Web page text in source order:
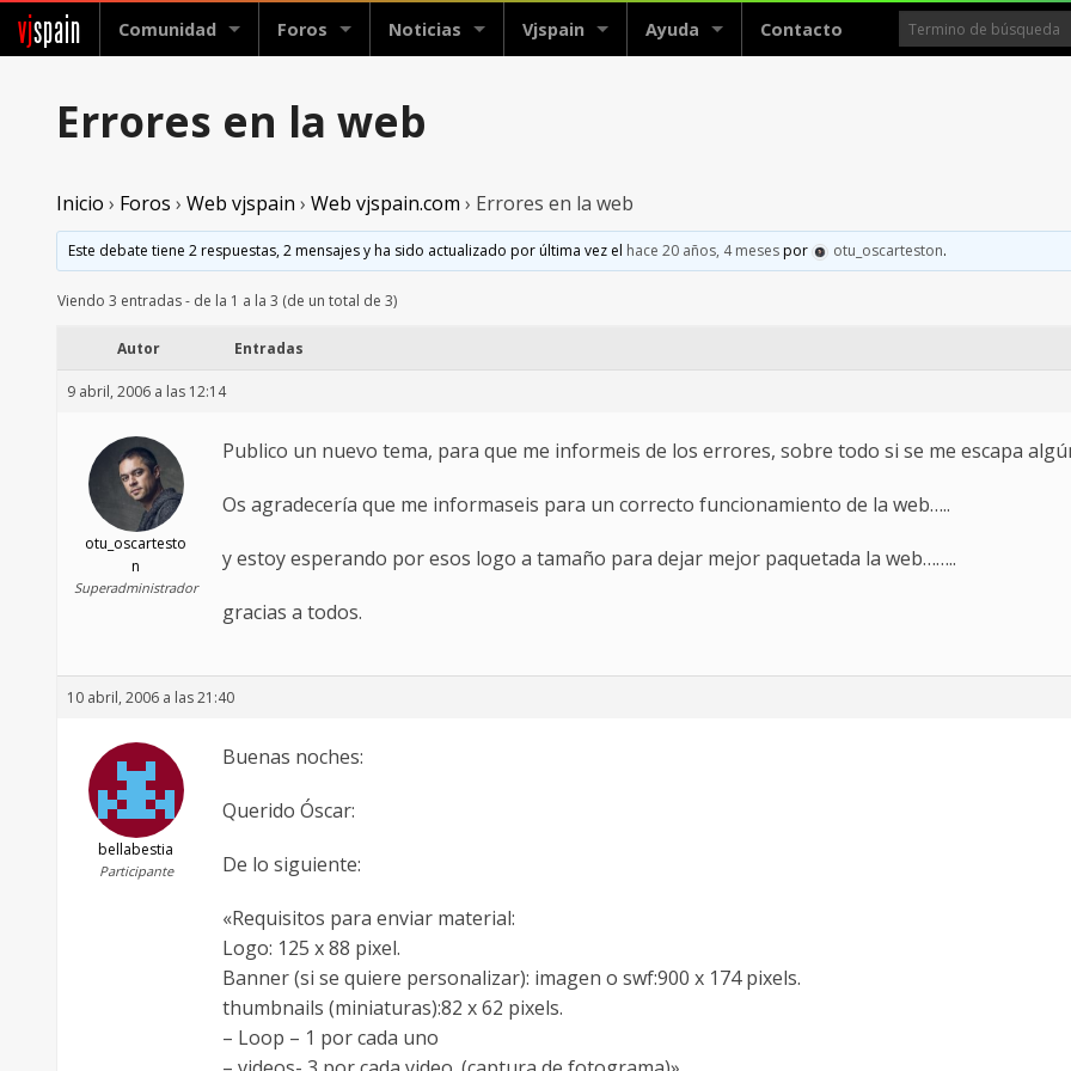
vjspain Comunidad Foros Noticias Vjspain Ayuda Contacto
Errores en la web
Inicio › Foros › Web vjspain › Web vjspain.com › Errores en la web
Este debate tiene 2 respuestas, 2 mensajes y ha sido actualizado por última vez el hace 20 años, 4 mesespor otu_oscarteston.
Viendo 3 entradas - de la 1 a la 3 (de un total de 3)
Autor Entradas
9 abril, 2006 a las 12:14
otu_oscartesto
n
Superadministrador
Publico un nuevo tema, para que me informeis de los errores, sobre todo si se me escapa
Os agradecería que me informaseis para un correcto funcionamiento de la web…..
y estoy esperando por esos logo a tamaño para dejar mejor paquetada la web……..
gracias a todos.
10 abril, 2006 a las 21:40
bellabestia
Participante
Buenas noches:
Querido Óscar:
De lo siguiente:
«Requisitos para enviar material:
Logo: 125 x 88 pixel.
Banner (si se quiere personalizar): imagen o swf:900 x 174 pixels.
thumbnails (miniaturas):82 x 62 pixels.
– Loop – 1 por cada uno